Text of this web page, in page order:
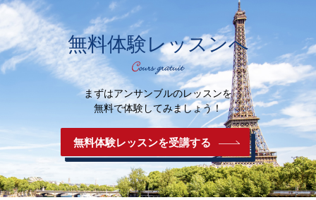
無料体験レッスンへ
まずはアンサンブルのレッスンを
無料で体験してみましょう！
無料体験レッスンを受講する